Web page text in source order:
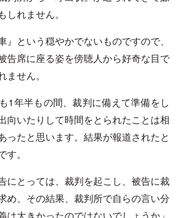
しれません。
』という穏やかでないものですので、
告席に座る姿を傍聴人から好奇な目で
ません。
1年半もの間、裁判に備えて準備をし
向いたりして時間をとられたことは相
ったと思います。結果が報道されたと
。
にとっては、裁判を起こし、被告に裁
め、その結果、裁判所で自らの言い分